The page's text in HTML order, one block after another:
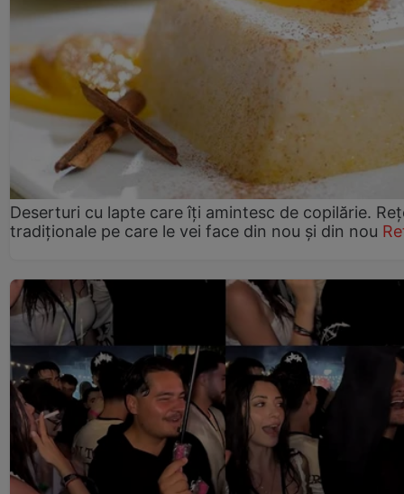
Deserturi cu lapte care îți amintesc de copilărie.
tradiționale pe care le vei face din nou și din nou